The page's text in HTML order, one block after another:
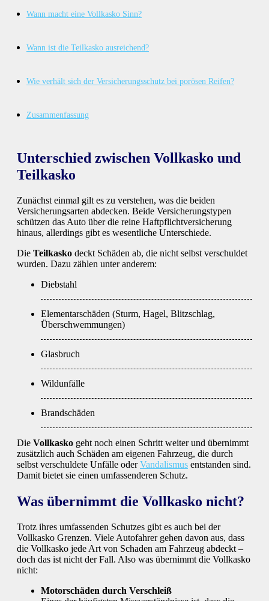
Wann macht eine Vollkasko Sinn?
Wann ist die Teilkasko ausreichend?
Wie verhält sich der Versicherungsschutz bei porösen Reifen?
Zusammenfassung
Unterschied zwischen Vollkasko und
Teilkasko
Zunächst einmal gilt es zu verstehen, was die beiden
Versicherungsarten abdecken. Beide Versicherungstypen
schützen das Auto über die reine Haftpflichtversicherung
hinaus, allerdings gibt es wesentliche Unterschiede.
Die Teilkasko deckt Schäden ab, die nicht selbst verschuldet
wurden. Dazu zählen unter anderem:
Diebstahl
Elementarschäden (Sturm, Hagel, Blitzschlag,
Überschwemmungen)
Glasbruch
Wildunfälle
Brandschäden
Die Vollkasko geht noch einen Schritt weiter und übernimmt
zusätzlich auch Schäden am eigenen Fahrzeug, die durch
selbst verschuldete Unfälle oderVandalismus entstanden sind.
Damit bietet sie einen umfassenderen Schutz.
Was übernimmt die Vollkasko nicht?
Trotz ihres umfassenden Schutzes gibt es auch bei der
Vollkasko Grenzen. Viele Autofahrer gehen davon aus, dass
die Vollkasko jede Art von Schaden am Fahrzeug abdeckt –
doch das ist nicht der Fall. Also was übernimmt die Vollkasko
nicht:
Motorschäden durch Verschleiß